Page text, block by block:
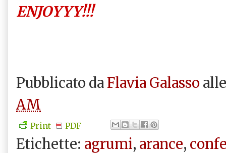
ENJOYYY!!!
Pubblicato da Flavia Galasso
AM
Print PDF
Etichette: agrumi, arance,